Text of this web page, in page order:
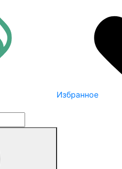
Избранное